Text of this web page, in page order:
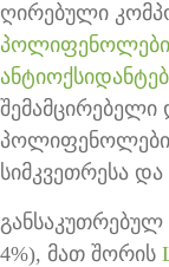
ღირებული
პოლიფენოლები
პოლიფენოლები
სიმკვეთრესა და
განსაკუთრებულ
4%), მათ შორის